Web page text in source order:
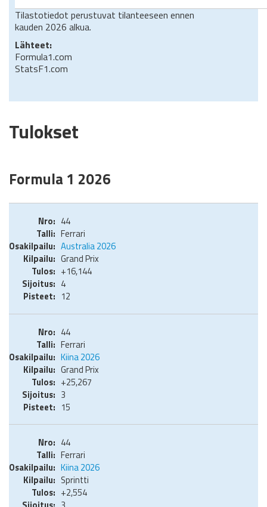
Tilastotiedot perustuvat tilanteeseen ennen
kauden 2026 alkua.
Lähteet:
Formula1.com
StatsF1.com
Tulokset
Formula 1 2026
44
Ferrari
Australia 2026
Grand Prix
+16,144
4
12
44
Ferrari
Kiina 2026
Grand Prix
+25,267
3
15
44
Ferrari
Kiina 2026
Sprintti
+2,554